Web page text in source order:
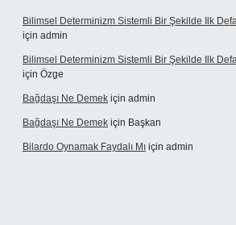
Bilimsel Determinizm Sistemli Bir Şekilde Ilk
için admin
Bilimsel Determinizm Sistemli Bir Şekilde Ilk
için Özge
Bağdaşı Ne Demek için admin
Bağdaşı Ne Demek için Başkan
Bilardo Oynamak Faydalı Mı için admin